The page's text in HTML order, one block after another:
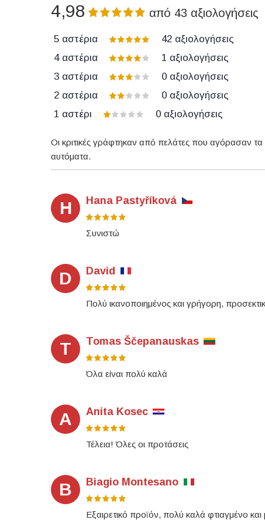
4,98 από 43 αξιολογήσεις
5 αστέρια 42 αξιολογήσεις
4 αστέρια
1 αξιολογήσεις
3 αστέρια
0 αξιολογήσεις
2 αστέρια
0 αξιολογήσεις
1 αστέρι
0 αξιολογήσεις
Οι κριτικές γράφτηκαν από πελάτες που αγόρασαν
αυτόματα.
H Hana Pastyříková
Συνιστώ
D David
Πολύ ικανοποιημένος και γρήγορη,
T Tomas Ščepanauskas
Όλα είναι πολύ καλά
A Anita Kosec
Τέλεια! Όλες οι προτάσεις
B Biagio Montesano
Εξαιρετικό προϊόν, πολύ καλά φτιαγμένο και